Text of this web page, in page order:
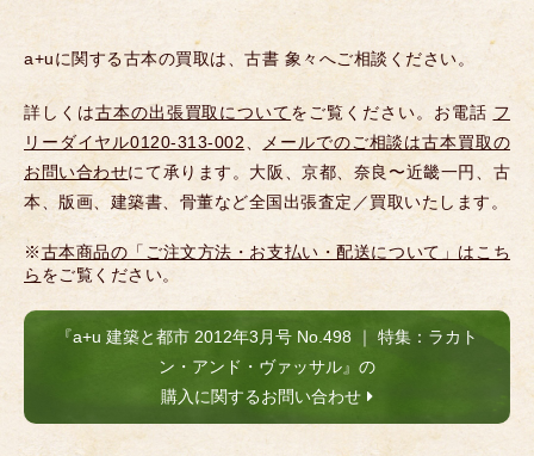
a+uに関する古本の買取は、古書 象々へご相談ください。
詳しくは古本の出張買取についてをご覧ください。お電話 フ
リーダイヤル0120-313-002、
メールでのご相談は古本買取の
お問い合わせにて承ります。大阪、京都、奈良〜近畿一円、古
本、版画、建築書、骨董など全国出張査定／買取いたします。
※古本商品の「ご注文方法・お支払い・配送について」はこち
ら をご覧ください。
『a+u 建築と都市 2012年3月号 No.498 ｜ 特集：ラカト
ン・アンド・ヴァッサル』の
購入に関するお問い合わせ